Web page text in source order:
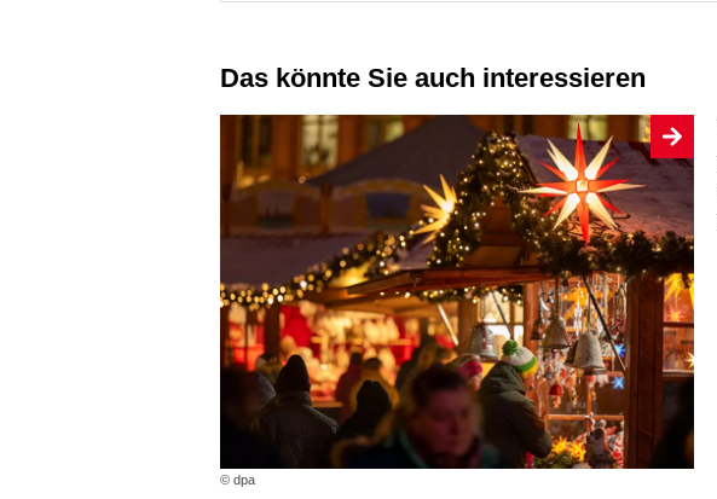
Das könnte Sie auch interessieren
© dpa